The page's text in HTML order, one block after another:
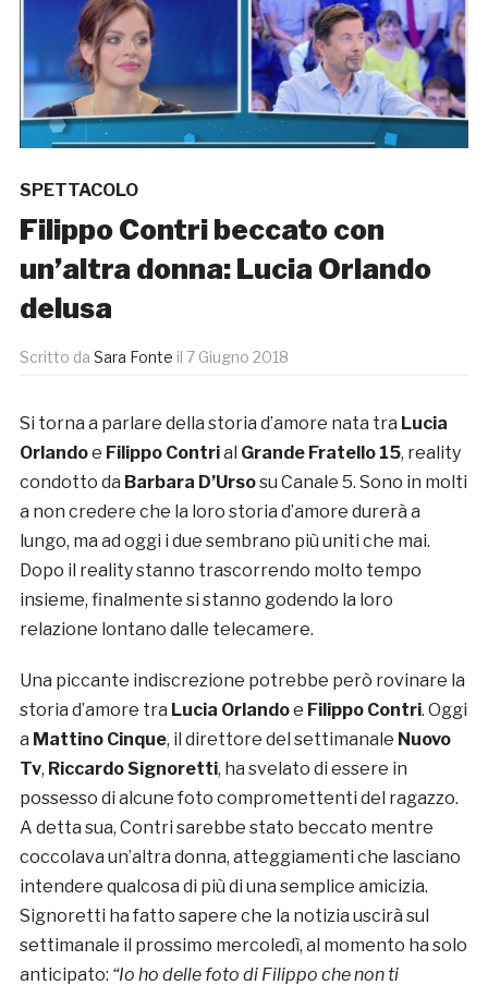
SPETTACOLO
Filippo Contri beccato con
un’altra donna: Lucia Orlando
delusa
Scritto da Sara Fonte il 7 Giugno 2018
Si torna a parlare della storia d’amore nata tra Lucia
Orlandoe Filippo Contrial Grande Fratello 15, reality
condotto da Barbara D’Ursosu Canale 5. Sono in molti
a non credere che la loro storia d’amore durerà a
lungo, ma ad oggi i due sembrano più uniti che mai.
Dopo il reality stanno trascorrendo molto tempo
insieme, finalmente si stanno godendo la loro
relazione lontano dalle telecamere.
Una piccante indiscrezione potrebbe però rovinare la
storia d’amore tra Lucia Orlandoe Filippo Contri. Oggi
a Mattino Cinque, il direttore del settimanale Nuovo
Tv, Riccardo Signoretti, ha svelato di essere in
possesso di alcune foto compromettenti del ragazzo.
A detta sua, Contri sarebbe stato beccato mentre
coccolava un’altra donna, atteggiamenti che lasciano
intendere qualcosa di più di una semplice amicizia.
Signoretti ha fatto sapere che la notizia uscirà sul
settimanale il prossimo mercoledì, al momento ha solo
anticipato: “Io ho delle foto di Filippo che non ti